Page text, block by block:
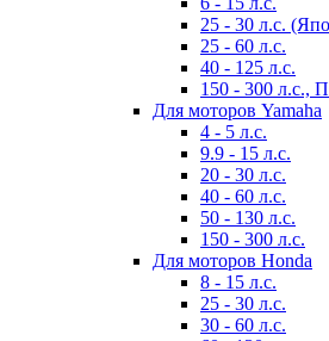
25 - 30 л.с.
25 - 60 л.с.
40 - 125 л.с.
150 - 300 л.с.,
Для моторов Yamaha
4 - 5 л.с.
9.9 - 15 л.с.
20 - 30 л.с.
40 - 60 л.с.
50 - 130 л.с.
150 - 300 л.с.
Для моторов Honda
8 - 15 л.с.
25 - 30 л.с.
30 - 60 л.с.